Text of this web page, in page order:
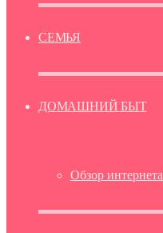
СЕМЬЯ
ДОМАШНИЙ БЫТ
Обзор интернета